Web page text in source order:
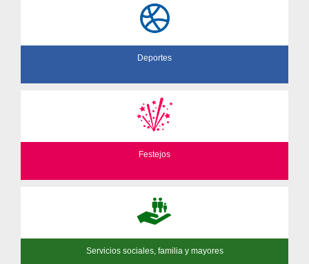
Deportes
Festejos
Servicios sociales, familia y mayores